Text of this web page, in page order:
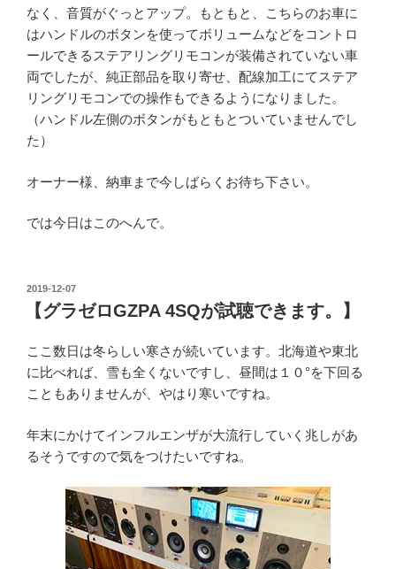
なく、音質がぐっとアップ。もともと、こちらのお車に
はハンドルのボタンを使ってボリュームなどをコントロ
ールできるステアリングリモコンが装備されていない車
両でしたが、純正部品を取り寄せ、配線加工にてステア
リングリモコンでの操作もできるようになりました。
（ハンドル左側のボタンがもともとついていませんでし
た）
オーナー様、納車まで今しばらくお待ち下さい。
では今日はこのへんで。
投
稿
日:
2019-12-07
【グラゼロGZPA 4SQが試聴できます。】
ここ数日は冬らしい寒さが続いています。北海道や東北
に比べれば、雪も全くないですし、昼間は１０°を下回る
こともありませんが、やはり寒いですね。
年末にかけてインフルエンザが大流行していく兆しがあ
るそうですので気をつけたいですね。